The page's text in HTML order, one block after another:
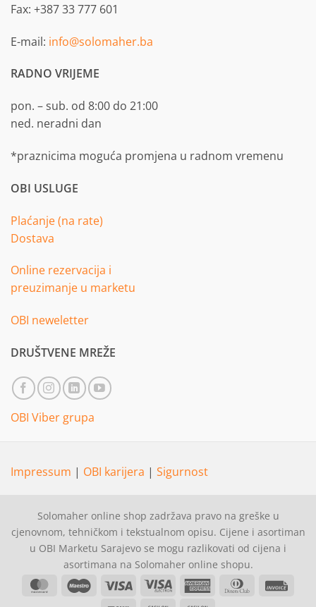
Fax: +387 33 777 601
E-mail: info@solomaher.ba
RADNO VRIJEME
pon. – sub. od 8:00 do 21:00
ned. neradni dan
*praznicima moguća promjena u radnom vremenu
OBI USLUGE
Plaćanje (na rate)
Dostava
Online rezervacija i
preuzimanje u marketu
OBI neweletter
DRUŠTVENE MREŽE
OBI Viber grupa
Impressum | OBI karijera | Sigurnost
Solomaher online shop zadržava pravo na greške u
cjenovnom, tehničkom i tekstualnom opisu. Cijene i asortiman
u OBI Marketu Sarajevo se mogu razlikovati od cijena i
asortimana na Solomaher online shopu.
MasterCardMaestro Visa
Visa
American Dinners